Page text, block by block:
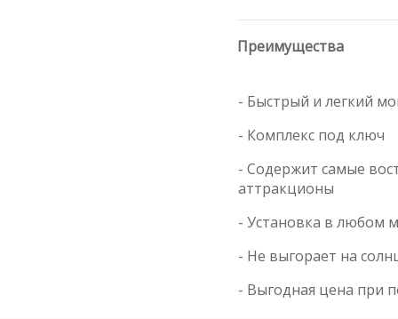
Преимущества
- Быстрый и легкий
- Комплекс под ключ
- Содержит самые
аттракционы
- Установка в любом
- Не выгорает на
- Выгодная цена при